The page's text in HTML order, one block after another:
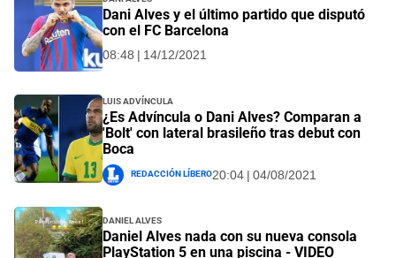
Dani Alves y el último partido que disputó
con el FC Barcelona
08:48 | 14/12/2021
Luis Advíncula
¿Es Advíncula o Dani Alves? Comparan a
'Bolt' con lateral brasileño tras debut con
Boca
Redacción Líbero20:04 | 04/08/2021
Daniel Alves
Daniel Alves nada con su nueva consola
PlayStation 5 en una piscina - VIDEO